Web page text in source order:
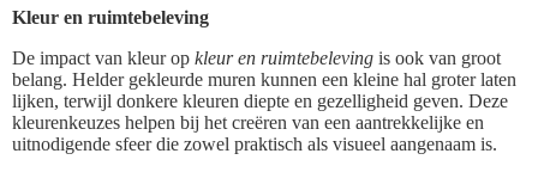
Kleur en ruimtebeleving
De impact van kleur op kleur en ruimtebeleving is ook van groot
belang. Helder gekleurde muren kunnen een kleine hal groter laten
lijken, terwijl donkere kleuren diepte en gezelligheid geven. Deze
kleurenkeuzes helpen bij het creëren van een aantrekkelijke en
uitnodigende sfeer die zowel praktisch als visueel aangenaam is.